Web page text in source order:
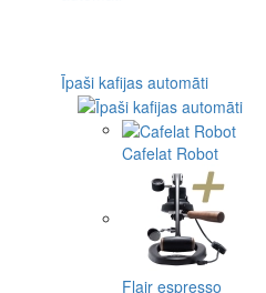
Īpaši kafijas automāti
Cafelat Robot
Flair espresso